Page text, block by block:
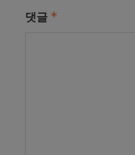
댓글 *